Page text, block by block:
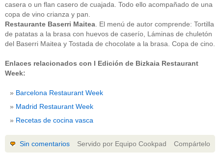
casera o un flan casero de cuajada. Todo ello acompañado de una
copa de vino crianza y pan.
Restaurante Baserri Maitea . El menú de autor comprende: Tortilla
de patatas a la brasa con huevos de caserío, Láminas de chuletón
del Baserri Maitea y Tostada de chocolate a la brasa. Copa de cino.
Enlaces relacionados con I Edición de Bizkaia Restaurant
Week:
Barcelona Restaurant Week
Madrid Restaurant Week
Recetas de cocina vasca
Servido por Equipo Cookpad
Sin comentarios Compártelo